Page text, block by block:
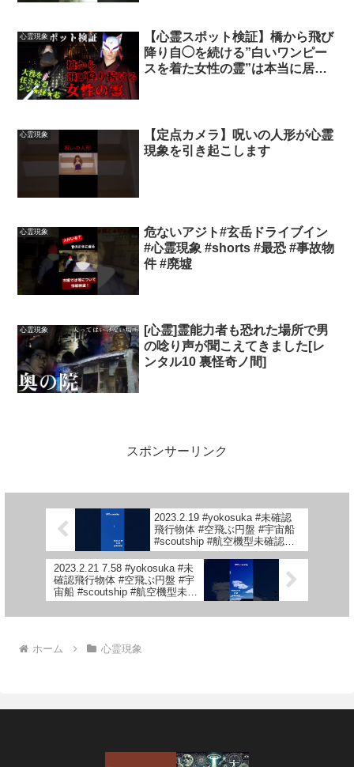
心霊現象
【心霊スポット検証】橋から飛び
降り自◯を続ける”白いワンピー
スを着た女性の霊”は本当に居る
心霊現象
【定点カメラ】呪いの人形が心霊
現象を引き起こします
心霊現象
危ないアジト#玄岳ドライブイン
#心霊現象 #shorts #最恐 #事故物
件 #廃墟
心霊現象
[心霊]霊能力者も恐れた場所で男
の唸り声が聞こえてきました[レ
ンタル10 裏怪奇ノ間]
スポンサーリンク
2023.2.19 #yokosuka #未確認
飛行物体 #空飛ぶ円盤 #宇宙船
#scoutship #航空機型未確認機
#スカウトシップ #飛行機型
UFO#UFO#未確認機
2023.2.21 7.58 #yokosuka #未
確認飛行物体 #空飛ぶ円盤 #宇
宙船 #scoutship #航空機型未確
認機 #スカウトシップ #未確認
機 #飛行機型UFO#UFO
ホーム 心霊現象